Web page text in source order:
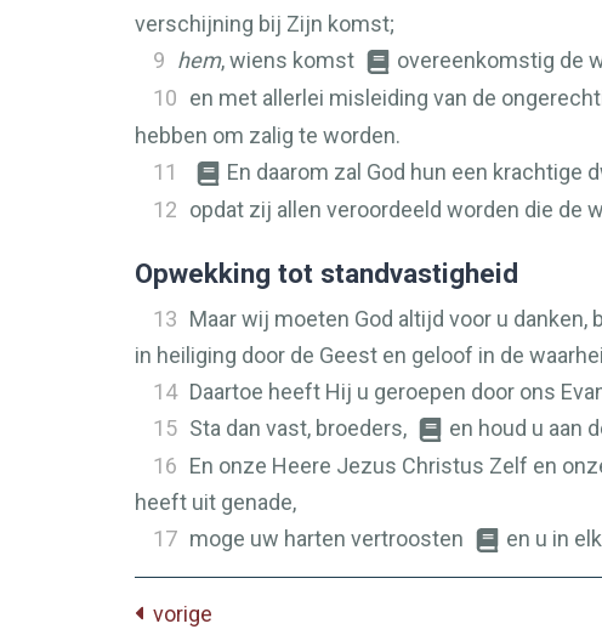
verschijning bij Zijn komst;
9 hem, wiens komst overeenkomstig de
10 en met allerlei misleiding van de
hebben om zalig te worden.
11
En daarom zal God hun een krachtige
12 opdat zij allen veroordeeld worden die de
Opwekking tot standvastigheid
13 Maar wij moeten God altijd voor u
in heiliging door de Geest en geloof in de
14 Daartoe heeft Hij u geroepen door ons
15 Sta dan vast, broeders,
en houd u aan
16 En onze Heere Jezus Christus Zelf en
heeft uit genade,
17 moge uw harten vertroosten en u in
vorige